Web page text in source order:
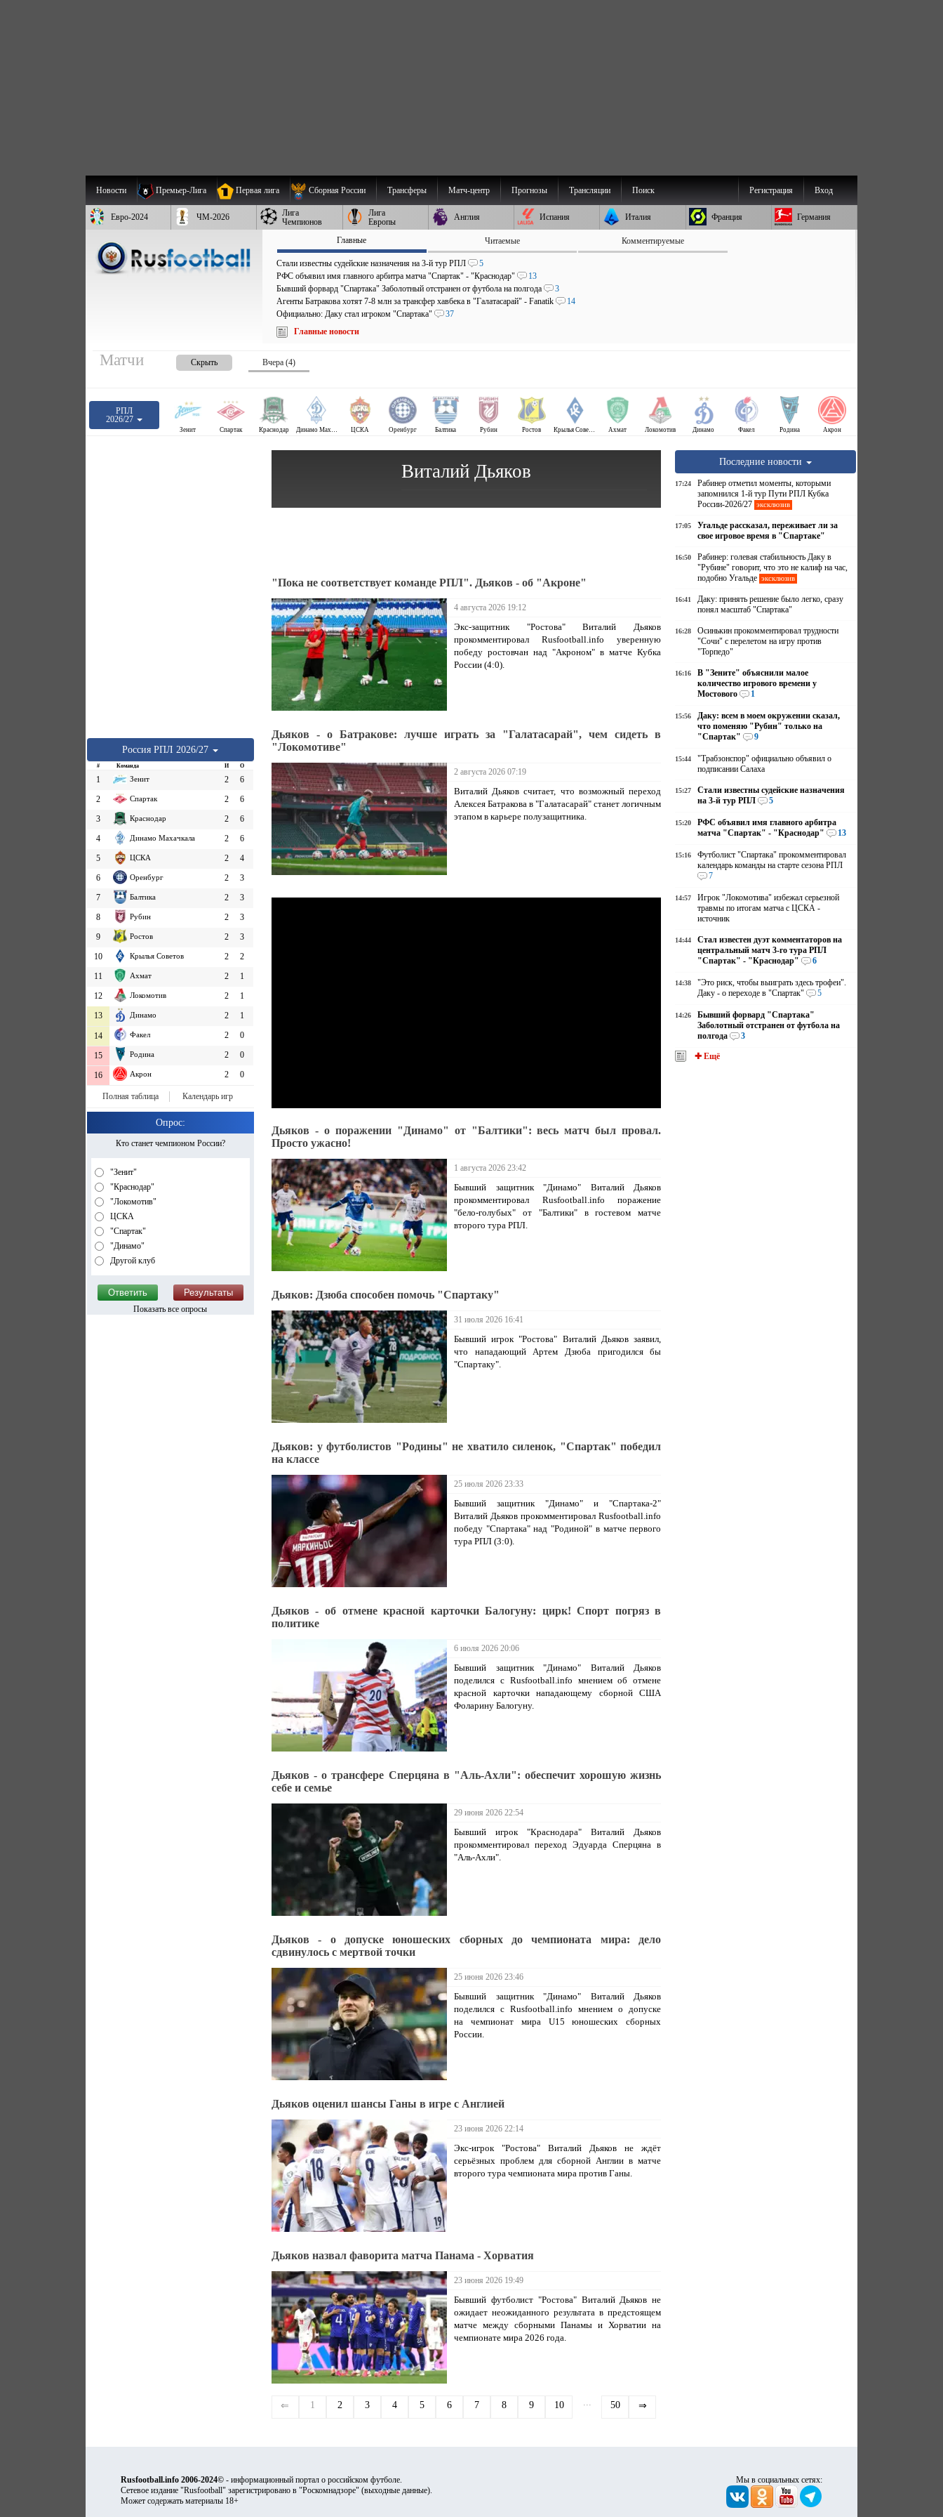
Новости Премьер-Лига Первая лига Сборная России Трансферы Матч-центр Прогнозы Трансляции Поиск Вход
Регистрация
Евро-2024 ЧМ-2026
Лига
Чемпионов
Лига
Европы
Англия Испания Италия Франция Германия
Главные Читаемые Комментируемые
Стали известны судейские назначения на 3-й тур РПЛ
5
РФС объявил имя главного арбитра матча "Спартак" - "Краснодар"
13
Бывший форвард "Спартака" Заболотный отстранен от футбола на полгода
3
Агенты Батракова хотят 7-8 млн за трансфер хавбека в "Галатасарай" - Fanatik
14
Официально: Даку стал игроком "Спартака"
37
Главные новости
Матчи Скрыть Вчера (4)
РПЛ
2026/27
Зенит Спартак Краснодар Динамо Махачкала ЦСКА Оренбург Балтика Рубин Ростов Крылья Советов Ахмат Локомотив Динамо Факел Родина Акрон
Россия РПЛ 2026/27
# Команда И О
1 Зенит 2
6
2
Спартак 2
6
3
Краснодар 2
6
4
Динамо Махачкала 2
6
5
ЦСКА 2
4
6
Оренбург 2
3
7
Балтика 2
3
8
Рубин 2
3
9
Ростов 2
3
10
Крылья Советов 2
2
11
Ахмат 2
1
12
Локомотив 2
1
13
Динамо 2 1
14 Факел 2 0
15 Родина 2 0
16 Акрон 2 0
Полная таблица Календарь игр
Опрос:
Кто станет чемпионом России?
"Зенит"
"Краснодар"
"Локомотив"
ЦСКА
"Спартак"
"Динамо"
Другой клуб
Показать все опросы
Виталий Дьяков
"Пока не соответствует команде РПЛ". Дьяков - об "Акроне"
4 августа 2026 19:12
Экс-защитник "Ростова" Виталий Дьяков
прокомментировал Rusfootball.info уверенную
победу ростовчан над "Акроном" в матче Кубка
России (4:0).
Дьяков - о Батракове: лучше играть за "Галатасарай", чем сидеть в
"Локомотиве"
2 августа 2026 07:19
Виталий Дьяков считает, что возможный переход
Алексея Батракова в "Галатасарай" станет логичным
этапом в карьере полузащитника.
Дьяков - о поражении "Динамо" от "Балтики": весь матч был провал.
Просто ужасно!
1 августа 2026 23:42
Бывший защитник "Динамо" Виталий Дьяков
прокомментировал Rusfootball.info поражение
"бело-голубых" от "Балтики" в гостевом матче
второго тура РПЛ.
Дьяков: Дзюба способен помочь "Спартаку"
31 июля 2026 16:41
Бывший игрок "Ростова" Виталий Дьяков заявил,
что нападающий Артем Дзюба пригодился бы
"Спартаку".
Дьяков: у футболистов "Родины" не хватило силенок, "Спартак" победил
на классе
25 июля 2026 23:33
Бывший защитник "Динамо" и "Спартака-2"
Виталий Дьяков прокомментировал Rusfootball.info
победу "Спартака" над "Родиной" в матче первого
тура РПЛ (3:0).
Дьяков - об отмене красной карточки Балогуну: цирк! Спорт погряз в
политике
6 июля 2026 20:06
Бывший защитник "Динамо" Виталий Дьяков
поделился с Rusfootball.info мнением об отмене
красной карточки нападающему сборной США
Фоларину Балогуну.
Дьяков - о трансфере Сперцяна в "Аль-Ахли": обеспечит хорошую жизнь
себе и семье
29 июня 2026 22:54
Бывший игрок "Краснодара" Виталий Дьяков
прокомментировал переход Эдуарда Сперцяна в
"Аль-Ахли".
Дьяков - о допуске юношеских сборных до чемпионата мира: дело
сдвинулось с мертвой точки
25 июня 2026 23:46
Бывший защитник "Динамо" Виталий Дьяков
поделился с Rusfootball.info мнением о допуске
на чемпионат мира U15 юношеских сборных
России.
Дьяков оценил шансы Ганы в игре с Англией
23 июня 2026 22:14
Экс-игрок "Ростова" Виталий Дьяков не ждёт
серьёзных проблем для сборной Англии в матче
второго тура чемпионата мира против Ганы.
Дьяков назвал фаворита матча Панама - Хорватия
23 июня 2026 19:49
Бывший футболист "Ростова" Виталий Дьяков не
ожидает неожиданного результата в предстоящем
матче между сборными Панамы и Хорватии на
чемпионате мира 2026 года.
⇐ 1 2 3 4 5 6 7 8 9 10 ... 50 ⇒
Последние новости
17:24
Рабинер отметил моменты, которыми
запомнился 1-й тур Пути РПЛ Кубка
России-2026/27 эксклюзив
17:05
Угальде рассказал, переживает ли за
свое игровое время в "Спартаке"
16:50
Рабинер: голевая стабильность Даку в
"Рубине" говорит, что это не калиф на час,
подобно Угальде эксклюзив
16:41
Даку: принять решение было легко, сразу
понял масштаб "Спартака"
16:28
Осинькин прокомментировал трудности
"Сочи" с перелетом на игру против
"Торпедо"
16:16
В "Зените" объяснили малое
количество игрового времени у
Мостового
1
15:56
Даку: всем в моем окружении сказал,
что поменяю "Рубин" только на
"Спартак"
9
15:44
"Трабзонспор" официально объявил о
подписании Салаха
15:27
Стали известны судейские назначения
на 3-й тур РПЛ
5
15:20
РФС объявил имя главного арбитра
матча "Спартак" - "Краснодар"
13
15:16
Футболист "Спартака" прокомментировал
календарь команды на старте сезона РПЛ
7
14:57
Игрок "Локомотива" избежал серьезной
травмы по итогам матча с ЦСКА -
источник
14:44
Стал известен дуэт комментаторов на
центральный матч 3-го тура РПЛ
"Спартак" - "Краснодар"
6
14:38
"Это риск, чтобы выиграть здесь трофеи".
Даку - о переходе в "Спартак"
5
14:26
Бывший форвард "Спартака"
Заболотный отстранен от футбола на
полгода
3
✚ Ещё
Rusfootball.info 2006-2024© - информационный портал о российском футболе.
Сетевое издание "Rusfootball" зарегистрировано в "Роскомнадзоре" (выходные данные).
Может содержать материалы 18+
Мы в социальных сетях: